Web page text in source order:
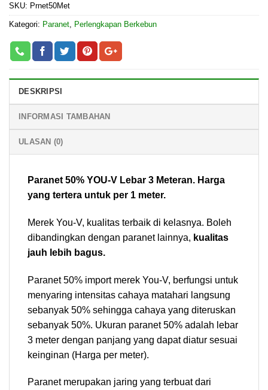
SKU: Prnet50Met
Kategori: Paranet Perlengkapan Berkebun
DESKRIPSI
INFORMASI TAMBAHAN
ULASAN (0)
Paranet 50% YOU-V Lebar 3 Meteran. Harga
yang tertera untuk per 1 meter.
Merek You-V, kualitas terbaik di kelasnya. Boleh
dibandingkan dengan paranet lainnya, kualitas
jauh lebih bagus.
Paranet 50% import merek You-V, berfungsi untuk
menyaring intensitas cahaya matahari langsung
sebanyak 50% sehingga cahaya yang diteruskan
sebanyak 50%. Ukuran paranet 50% adalah lebar
3 meter dengan panjang yang dapat diatur sesuai
keinginan (Harga per meter).
Paranet merupakan jaring yang terbuat dari